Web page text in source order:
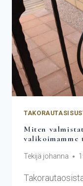
Miten
valikoimamme
Tekijä johanna